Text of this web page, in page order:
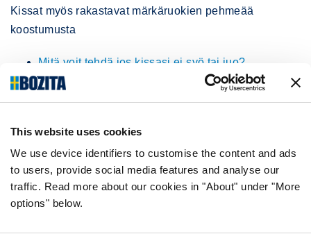
This website uses cookies
We use device identifiers to customise the content and ads
to users, provide social media features and analyse our
traffic. Read more about our cookies in "About" under "More
options" below.
Kissat myös rakastavat märkäruokien pehmeää
koostumusta
Mitä voit tehdä jos kissasi ei syö tai juo?
VALIKOIMAMME
ELÄMÄNVAIHE
RUOKATYYPPI